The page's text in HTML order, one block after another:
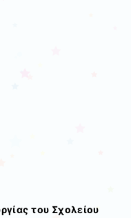
του Σχολείου